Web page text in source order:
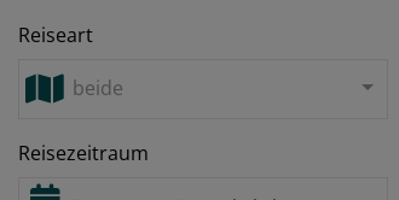
Reiseart
beide
Reisezeitraum